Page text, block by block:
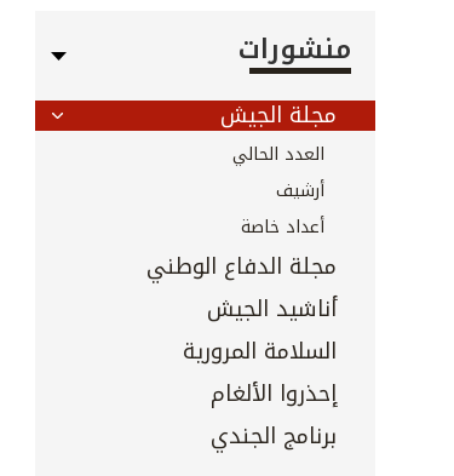
منشورات
مجلة الجيش
العدد الحالي
أرشيف
أعداد خاصة
مجلة الدفاع الوطني
أناشيد الجيش
السلامة المرورية
إحذروا الألغام
برنامج الجندي